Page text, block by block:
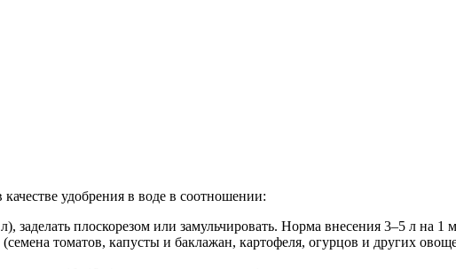
удобрения в воде в соотношении:
заделать плоскорезом или замульчировать. Норма внесения 3–5 л на 1
томатов, капусты и баклажан, картофеля, огурцов и других